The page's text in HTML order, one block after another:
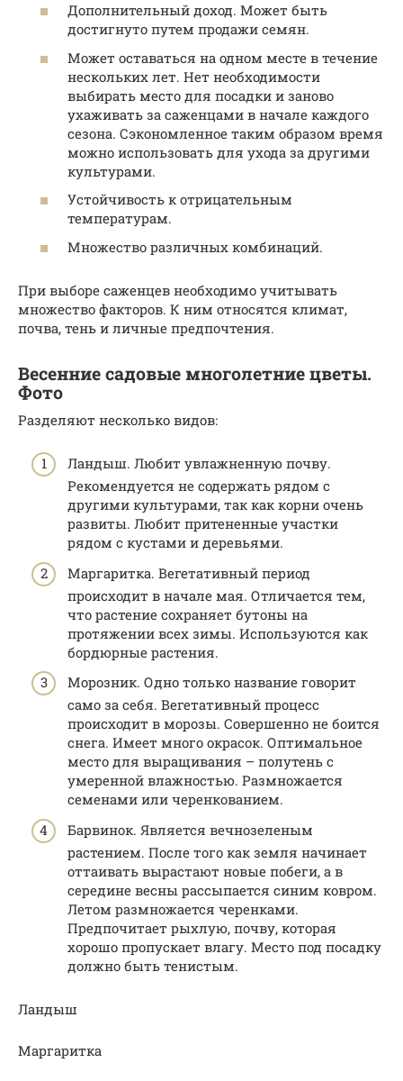
Дополнительный доход. Может быть
достигнуто путем продажи семян.
Может оставаться на одном месте в течение
нескольких лет. Нет необходимости
выбирать место для посадки и заново
ухаживать за саженцами в начале каждого
сезона. Сэкономленное таким образом время
можно использовать для ухода за другими
культурами.
Устойчивость к отрицательным
температурам.
Множество различных комбинаций.
При выборе саженцев необходимо учитывать
множество факторов. К ним относятся климат,
почва, тень и личные предпочтения.
Весенние садовые многолетние цветы.
Фото
Разделяют несколько видов:
Ландыш. Любит увлажненную почву.
Рекомендуется не содержать рядом с
другими культурами, так как корни очень
развиты. Любит притененные участки
рядом с кустами и деревьями.
Маргаритка. Вегетативный период
происходит в начале мая. Отличается тем,
что растение сохраняет бутоны на
протяжении всех зимы. Используются как
бордюрные растения.
Морозник. Одно только название говорит
само за себя. Вегетативный процесс
происходит в морозы. Совершенно не боится
снега. Имеет много окрасок. Оптимальное
место для выращивания – полутень с
умеренной влажностью. Размножается
семенами или черенкованием.
Барвинок. Является вечнозеленым
растением. После того как земля начинает
оттаивать вырастают новые побеги, а в
середине весны рассыпается синим ковром.
Летом размножается черенками.
Предпочитает рыхлую, почву, которая
хорошо пропускает влагу. Место под посадку
должно быть тенистым.
Ландыш
Маргаритка